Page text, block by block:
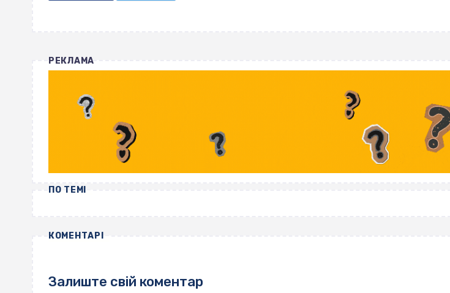
РЕКЛАМА
ПО ТЕМІ
КОМЕНТАРІ
Залиште свій коментар